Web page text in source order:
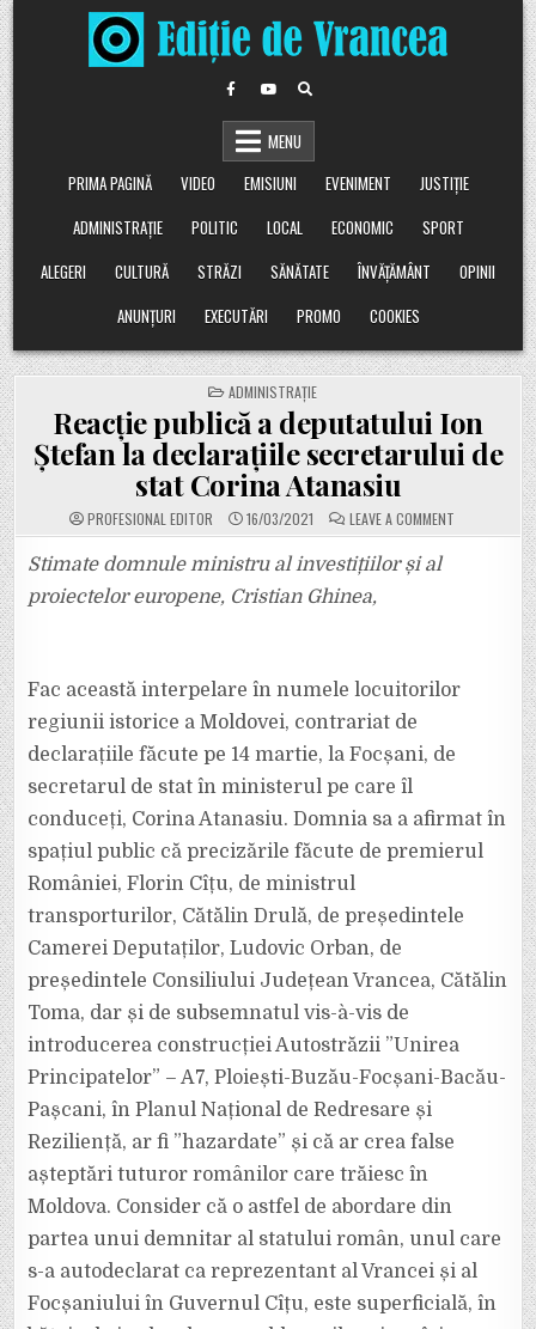
Skip
to
content
MENU
PRIMA PAGINĂ
VIDEO EMISIUNI EVENIMENT
JUSTIȚIE
ADMINISTRAȚIE
POLITIC LOCAL ECONOMIC
SPORT
ALEGERI
CULTURĂ STRĂZI SĂNĂTATE ÎNVĂȚĂMÂNT
OPINII
ANUNȚURI
EXECUTĂRI PROMO COOKIES
POSTED
IN
ADMINISTRAȚIE
Reacție publică a deputatului Ion
Ștefan la declarațiile secretarului de
stat Corina Atanasiu
PROFESIONAL EDITOR 16/03/2021 LEAVE A COMMENT
REACȚIE
DEPUTATULUI
DECLARAȚIILE
CORINA
Stimate domnule ministru al investițiilor și al
proiectelor europene, Cristian Ghinea,
Fac această interpelare în numele locuitorilor
regiunii istorice a Moldovei, contrariat de
declarațiile făcute pe 14 martie, la Focșani, de
secretarul de stat în ministerul pe care îl
conduceți, Corina Atanasiu. Domnia sa a afirmat în
spațiul public că precizările făcute de premierul
României, Florin Cîțu, de ministrul
transporturilor, Cătălin Drulă, de președintele
Camerei Deputaților, Ludovic Orban, de
președintele Consiliului Județean Vrancea, Cătălin
Toma, dar și de subsemnatul vis-à-vis de
introducerea construcției Autostrăzii ”Unirea
Principatelor” – A7, Ploiești-Buzău-Focșani-Bacău-
Pașcani, în Planul Național de Redresare și
Reziliență, ar fi ”hazardate” și că ar crea false
așteptări tuturor românilor care trăiesc în
Moldova. Consider că o astfel de abordare din
partea unui demnitar al statului român, unul care
s-a autodeclarat ca reprezentant al Vrancei și al
Focșaniului în Guvernul Cîțu, este superficială, în